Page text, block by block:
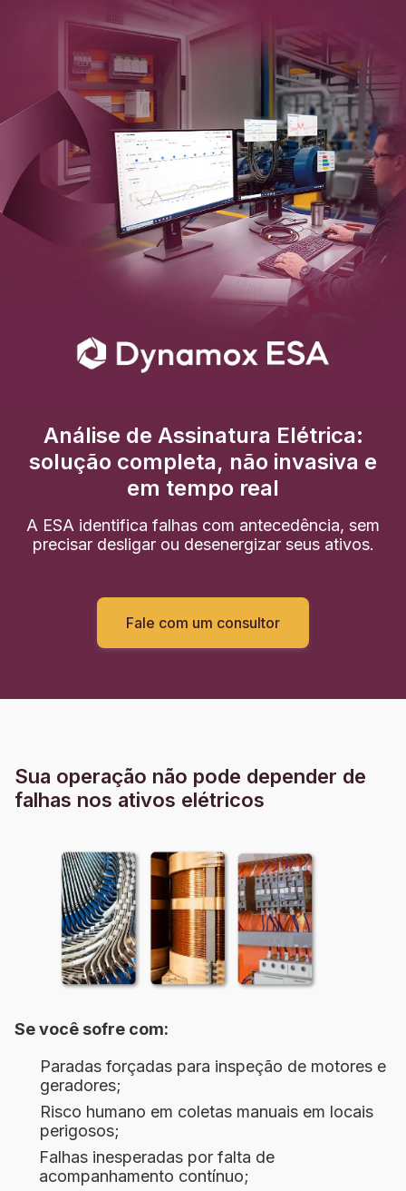
Análise de Assinatura Elétrica:
solução completa, não invasiva e
em tempo real
A ESA identifica falhas com antecedência, sem
precisar desligar ou desenergizar seus ativos.
Fale com um consultor
Sua operação não pode depender de
falhas nos ativos elétricos
Se você sofre com:
Paradas forçadas para inspeção de motores e
geradores;
Risco humano em coletas manuais em locais
perigosos;
Falhas inesperadas por falta de
acompanhamento contínuo;